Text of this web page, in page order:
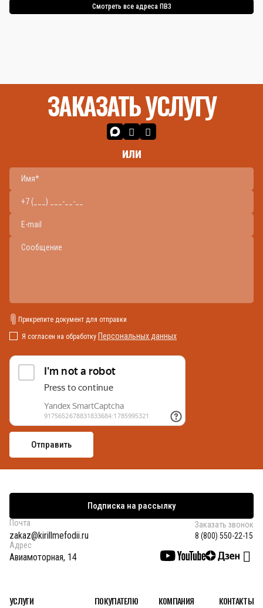
Смотреть все адреса ПВЗ
ЗАКАЗАТЬ УСЛУГУ
или
Прикрепите документ для отправки
Я согласен на обработку Персональных данных
Подписка на рассылку
Почта
zakaz@kirillmefodii.ru
Заказать звонок
8 (800) 550-22-15
Адрес
Авиамоторная, 14
УСЛУГИ ПОКУПАТЕЛЮ КОМПАНИЯ КОНТАКТЫ